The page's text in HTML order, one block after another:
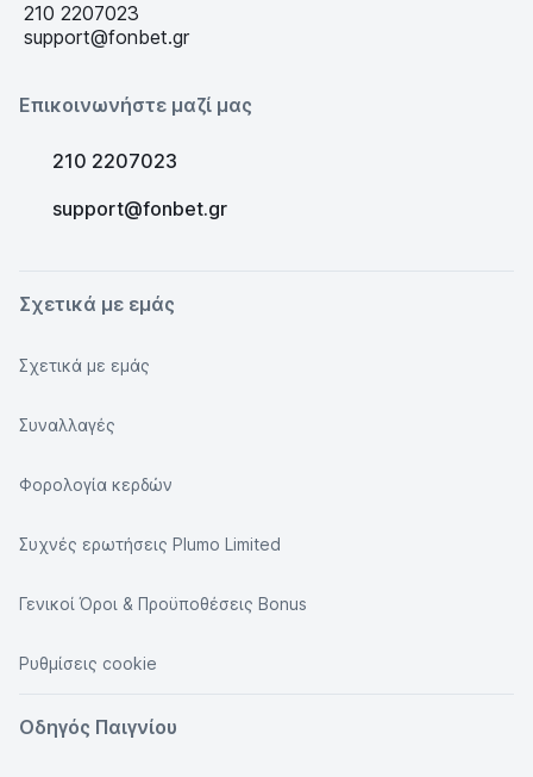
210 2207023
support@fonbet.gr
Επικοινωνήστε μαζί μας
210 2207023
support@fonbet.gr
Σχετικά με εμάς
Σχετικά με εμάς
Συναλλαγές
Φορολογία κερδών
Συχνές ερωτήσεις Plumo Limited
Γενικοί Όροι & Προϋποθέσεις Bonus
Ρυθμίσεις cookie
Οδηγός Παιγνίου